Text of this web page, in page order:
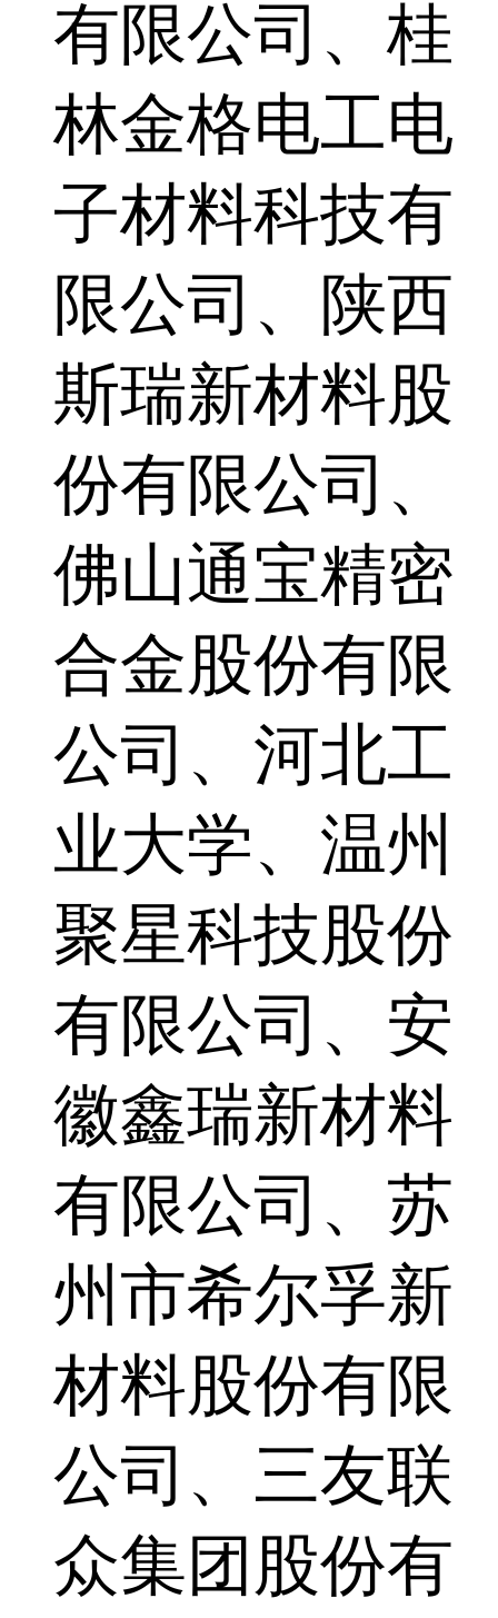
有限公司、桂
林金格电工电
子材料科技有
限公司、陕西
斯瑞新材料股
份有限公司、
佛山通宝精密
合金股份有限
公司、河北工
业大学、温州
聚星科技股份
有限公司、安
徽鑫瑞新材料
有限公司、苏
州市希尔孚新
材料股份有限
公司、三友联
众集团股份有